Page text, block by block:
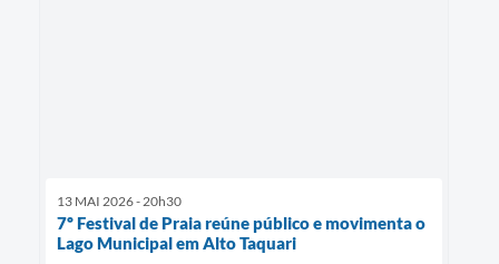
13 MAI 2026 - 20h30
7º Festival de Praia reúne público e movimenta o
Lago Municipal em Alto Taquari